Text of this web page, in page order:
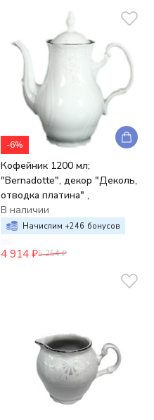
-6%
Кофейник 1200 мл;
"Bernadotte", декор "Деколь,
отводка платина" ,
В наличии
Начислим +246 бонусов
4 914 ₽5 254 ₽